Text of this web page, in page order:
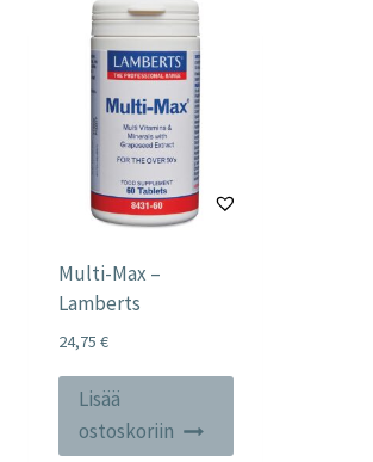
Multi-Max –
Lamberts
24,75 €
Lisää
ostoskoriin